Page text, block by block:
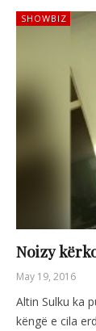
SHOWBIZ
Noizy
May 19, 2016
Altin Sulku ka
këngë e cila